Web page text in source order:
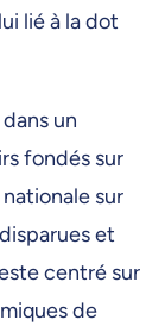
lié à la dot
un
fondés sur
sur
et
centré sur
de